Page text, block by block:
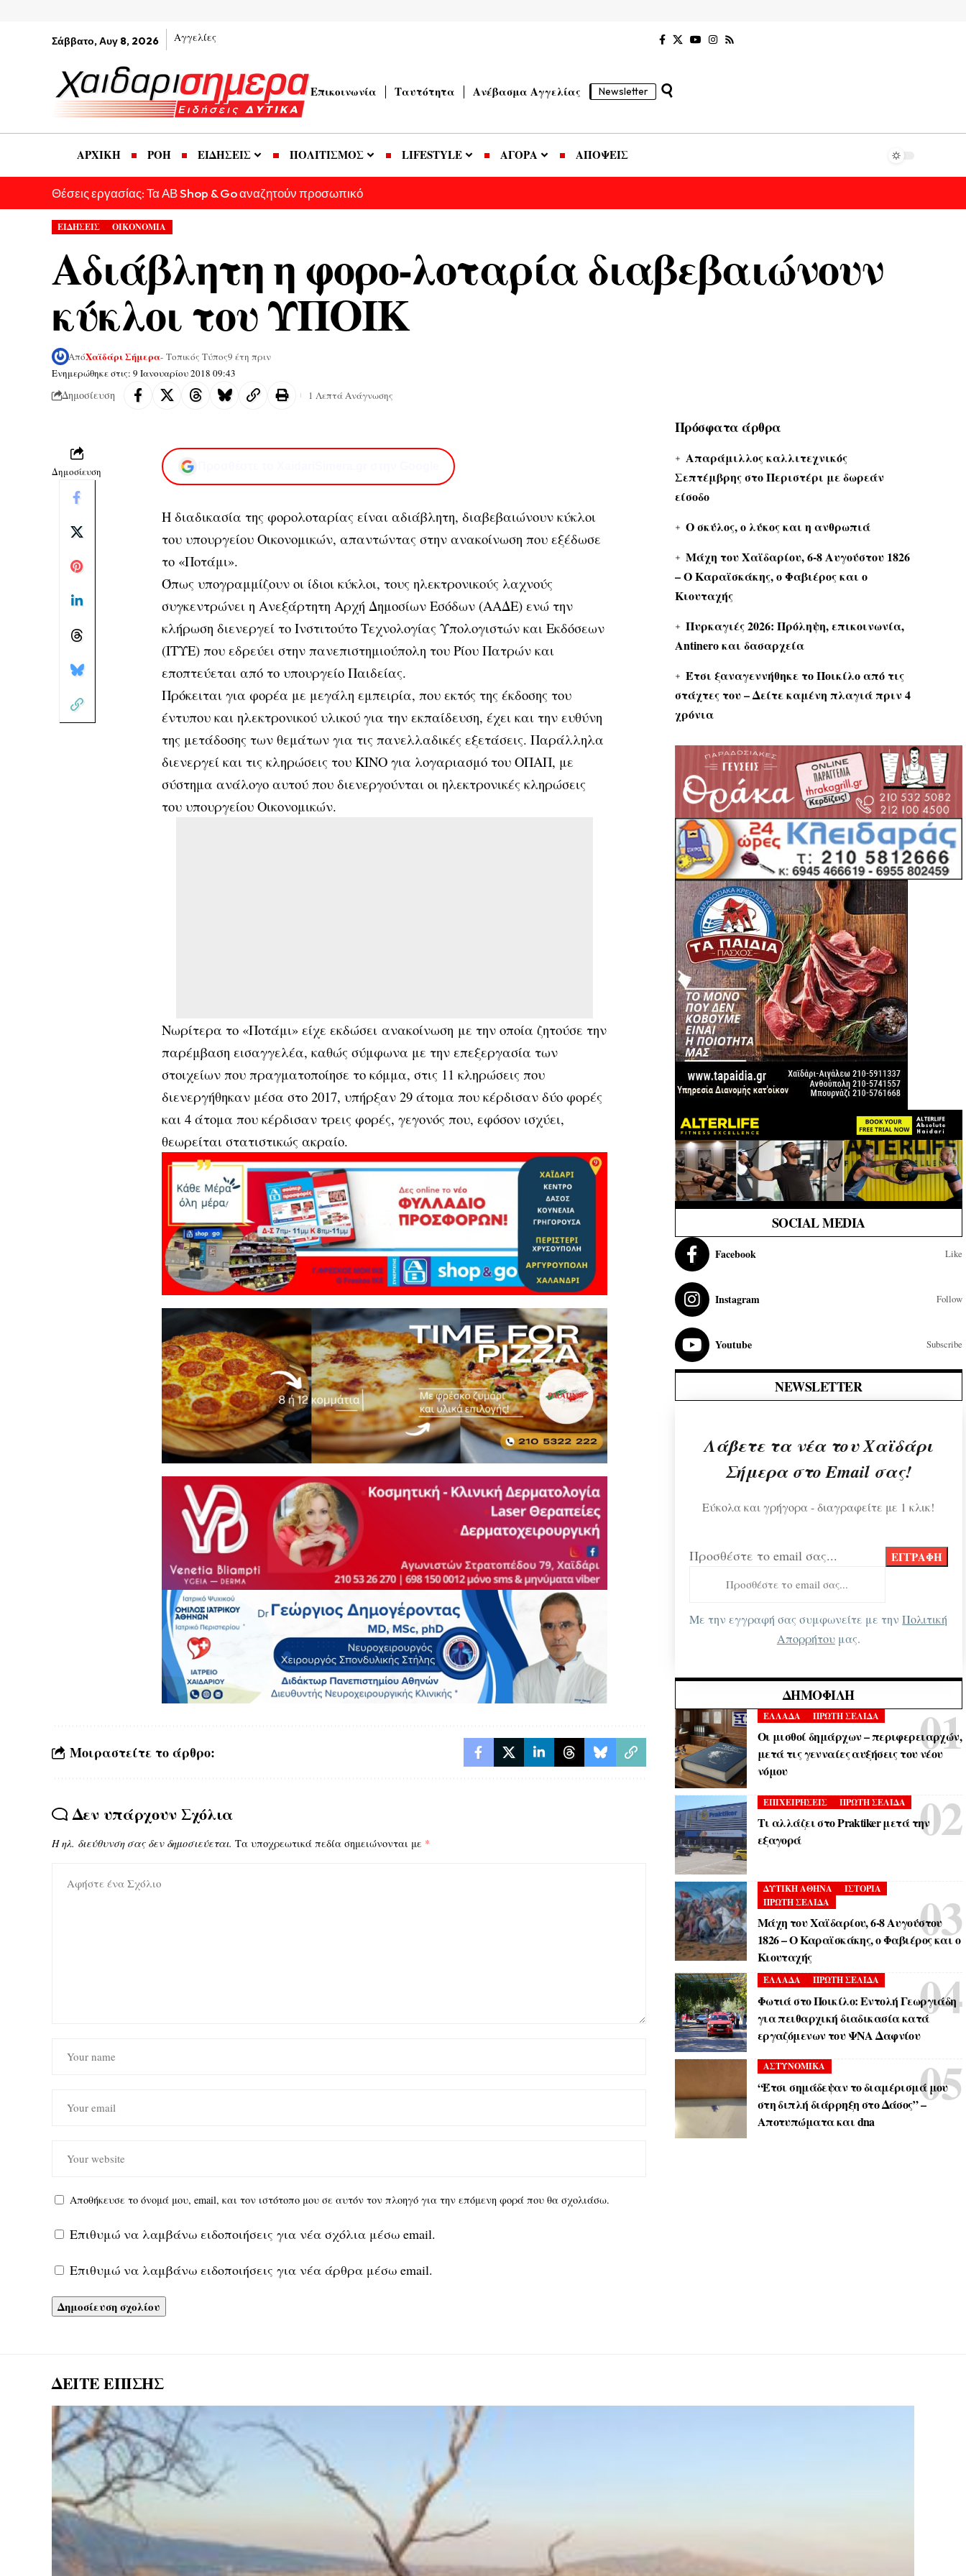
Σάββατο, Αυγ 8, 2026 Αγγελίες
Επικοινωνία Ταυτότητα Ανέβασμα Αγγελίας Newsletter
ΑΡΧΙΚΗ ΡΟΗ ΕΙΔΗΣΕΙΣ ΠΟΛΙΤΙΣΜΟΣ LIFESTYLE ΑΓΟΡΑ ΑΠΟΨΕΙΣ
Θέσεις εργασίας: Τα ΑΒ Shop & Go αναζητούν προσωπικό
ΕΙΔΗΣΕΙΣ ΟΙΚΟΝΟΜΙΑ
Αδιάβλητη η φορο-λοταρία διαβεβαιώνουν
κύκλοι του ΥΠΟΙΚ
Ενημερώθηκε στις: 9 Ιανουαρίου 2018 09:43
ΑπόΧαϊδάρι Σήμερα- Τοπικός Τύπος9 έτη πριν
Δημοσίευση 1 Λεπτά Ανάγνωσης
Δημοσίευση
H διαδικασία της φορολοταρίας είναι αδιάβλητη, διαβεβαιώνουν κύκλοι
του υπουργείου Οικονομικών, απαντώντας στην ανακοίνωση που εξέδωσε
το «Ποτάμι».
Όπως υπογραμμίζουν οι ίδιοι κύκλοι, τους ηλεκτρονικούς λαχνούς
συγκεντρώνει η Ανεξάρτητη Αρχή Δημοσίων Εσόδων (ΑΑΔΕ) ενώ την
κλήρωση διενεργεί το Ινστιτούτο Τεχνολογίας Υπολογιστών και Εκδόσεων
(ΙΤΥΕ) που εδρεύει στην πανεπιστημιούπολη του Ρίου Πατρών και
εποπτεύεται από το υπουργείο Παιδείας.
Πρόκειται για φορέα με μεγάλη εμπειρία, που εκτός της έκδοσης του
έντυπου και ηλεκτρονικού υλικού για την εκπαίδευση, έχει και την ευθύνη
της μετάδοσης των θεμάτων για τις πανελλαδικές εξετάσεις. Παράλληλα
διενεργεί και τις κληρώσεις του ΚΙΝΟ για λογαριασμό του ΟΠΑΠ, με
σύστημα ανάλογο αυτού που διενεργούνται οι ηλεκτρονικές κληρώσεις
του υπουργείου Οικονομικών.
Νωρίτερα το «Ποτάμι» είχε εκδώσει ανακοίνωση με την οποία ζητούσε την
παρέμβαση εισαγγελέα, καθώς σύμφωνα με την επεξεργασία των
στοιχείων που πραγματοποίησε το κόμμα, στις 11 κληρώσεις που
διενεργήθηκαν μέσα στο 2017, υπήρξαν 29 άτομα που κέρδισαν δύο φορές
και 4 άτομα που κέρδισαν τρεις φορές, γεγονός που, εφόσον ισχύει,
θεωρείται στατιστικώς ακραίο.
Μοιραστείτε το άρθρο:
Δεν υπάρχουν Σχόλια
Η ηλ. διεύθυνση σας δεν δημοσιεύεται. Τα υποχρεωτικά πεδία σημειώνονται με *
Αποθήκευσε το όνομά μου, email, και τον ιστότοπο μου σε αυτόν τον πλοηγό για την επόμενη φορά που θα σχολιάσω.
Επιθυμώ να λαμβάνω ειδοποιήσεις για νέα σχόλια μέσω email.
Επιθυμώ να λαμβάνω ειδοποιήσεις για νέα άρθρα μέσω email.
Πρόσφατα άρθρα
Απαράμιλλος καλλιτεχνικός
Σεπτέμβρης στο Περιστέρι με δωρεάν
είσοδο
Ο σκύλος, ο λύκος και η ανθρωπιά
Μάχη του Χαϊδαρίου, 6-8 Αυγούστου 1826
– Ο Καραϊσκάκης, ο Φαβιέρος και ο
Κιουταχής
Πυρκαγιές 2026: Πρόληψη, επικοινωνία,
Antinero και δασαρχεία
Έτσι ξαναγεννήθηκε το Ποικίλο από τις
στάχτες του – Δείτε καμένη πλαγιά πριν 4
χρόνια
SOCIAL MEDIA
Facebook Like
Instagram Follow
Youtube Subscribe
NEWSLETTER
Λάβετε τα νέα του Χαϊδάρι
Σήμερα στο Email σας!
Εύκολα και γρήγορα - διαγραφείτε με 1 κλικ!
Προσθέστε το email σας...
Με την εγγραφή σας συμφωνείτε με τηνΠολιτική
Απορρήτουμας.
ΔΗΜΟΦΙΛΉ
ΕΛΛΑΔΑ ΠΡΩΤΗ ΣΕΛΙΔΑ
Οι μισθοί δημάρχων – περιφερειαρχών,
μετά τις γενναίες αυξήσεις του νέου
νόμου
ΕΠΙΧΕΙΡΗΣΕΙΣ ΠΡΩΤΗ ΣΕΛΙΔΑ
Τι αλλάζει στο Praktiker μετά την
εξαγορά
ΔΥΤΙΚΗ ΑΘΗΝΑ
ΙΣΤΟΡΙΑ
ΠΡΩΤΗ ΣΕΛΙΔΑ
Μάχη του Χαϊδαρίου, 6-8 Αυγούστου
1826 – Ο Καραϊσκάκης, ο Φαβιέρος και ο
Κιουταχής
ΕΛΛΑΔΑ ΠΡΩΤΗ ΣΕΛΙΔΑ
Φωτιά στο Ποικίλο: Εντολή Γεωργιάδη
για πειθαρχική διαδικασία κατά
εργαζόμενων του ΨΝΑ Δαφνίου
ΑΣΤΥΝΟΜΙΚΑ
“Έτσι σημάδεψαν το διαμέρισμά μου
στη διπλή διάρρηξη στο Δάσος” –
Αποτυπώματα και dna
ΔΕΙΤΕ ΕΠΙΣΗΣ